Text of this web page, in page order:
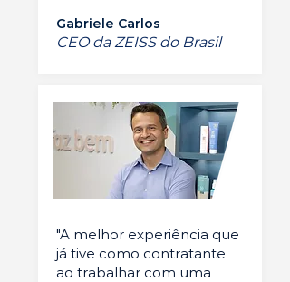
Gabriele Carlos
CEO da ZEISS do Brasil
"A melhor experiência que
já tive como contratante
ao trabalhar com uma